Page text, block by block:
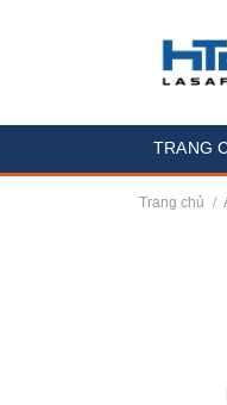
TRANG
Trang chủ /